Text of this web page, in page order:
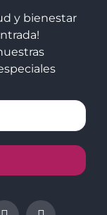
y bienestar